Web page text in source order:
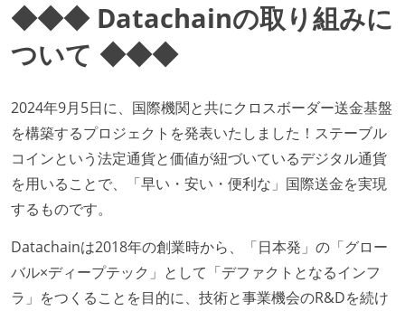
◆◆◆ Datachainの取り組みに
ついて ◆◆◆
2024年9月5日に、国際機関と共にクロスボーダー送金基盤
を構築するプロジェクトを発表いたしました！ステーブル
コインという法定通貨と価値が紐づいているデジタル通貨
を用いることで、「早い・安い・便利な」国際送金を実現
するものです。
Datachainは2018年の創業時から、「日本発」の「グロー
バル×ディープテック」として「デファクトとなるインフ
ラ」をつくることを目的に、技術と事業機会のR&Dを続け